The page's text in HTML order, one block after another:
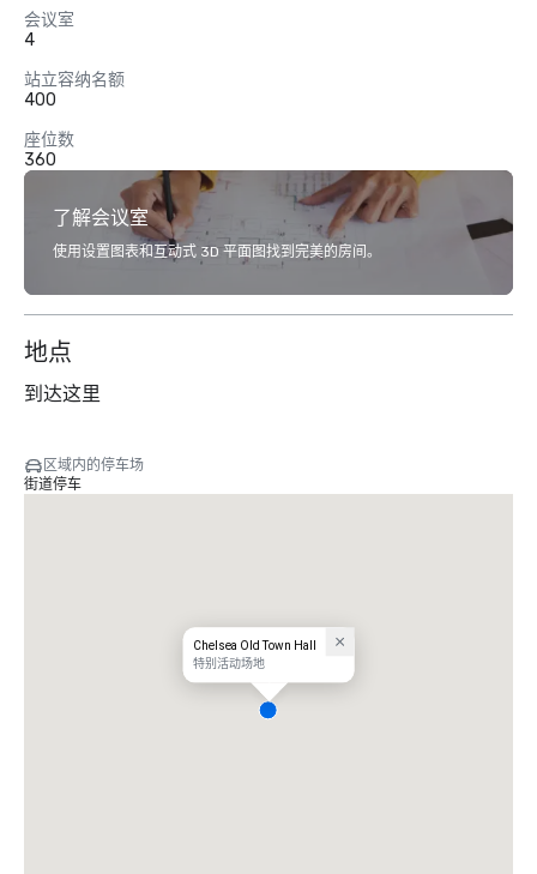
会议室
4
站立容纳名额
400
座位数
360
了解会议室
使用设置图表和互动式 3D 平面图找到完美的房间。
地点
到达这里
区域内的停车场
街道停车
Chelsea Old Town Hall
特别活动场地